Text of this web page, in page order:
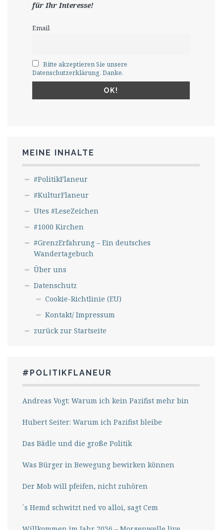
für Ihr Interesse!
Email
Bitte akzeptieren Sie unsere
Datenschutzerklärung. Danke.
MEINE INHALTE
#PolitikFlaneur
#KulturFlaneur
Utes #LeseZeichen
#1000 Kirchen
#GrenzErfahrung – Ein deutsches
Wandertagebuch
Über uns
Datenschutz
Cookie-Richtlinie (EU)
Kontakt/ Impressum
zurück zur Startseite
#POLITIKFLANEUR
Andreas Vogt: Warum ich kein Pazifist mehr bin
Hubert Seiter: Warum ich Pazifist bleibe
Das Bädle und die große Politik
Was Bürger in Bewegung bewirken können
Der Mob will pfeifen, nicht zuhören
´s Hemd schwitzt ned vo alloi, sagt Cem